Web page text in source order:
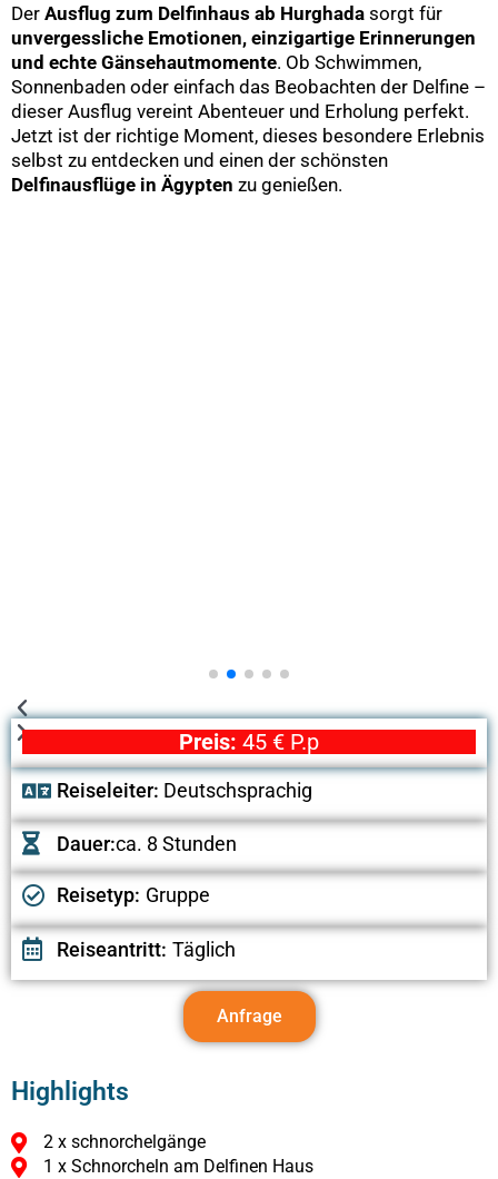
Der Ausflug zum Delfinhaus ab Hurghada sorgt für
unvergessliche Emotionen, einzigartige Erinnerungen
und echte Gänsehautmomente. Ob Schwimmen,
Sonnenbaden oder einfach das Beobachten der Delfine –
dieser Ausflug vereint Abenteuer und Erholung perfekt.
Jetzt ist der richtige Moment, dieses besondere Erlebnis
selbst zu entdecken und einen der schönsten
Delfinausflüge in Ägypten zu genießen.
Preis: 45 € P.p
Reiseleiter: Deutschsprachig
Dauer:ca. 8 Stunden
Reisetyp: Gruppe
Reiseantritt: Täglich
Anfrage
Highlights
2 x schnorchelgänge
1 x Schnorcheln am Delfinen Haus